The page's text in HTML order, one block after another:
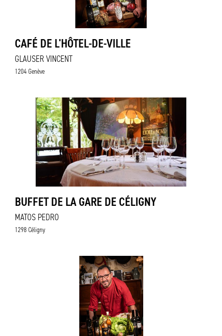
CAFÉ DE L'HÔTEL-DE-VILLE
GLAUSER VINCENT
1204 Genève
BUFFET DE LA GARE DE CÉLIGNY
MATOS PEDRO
1298 Céligny